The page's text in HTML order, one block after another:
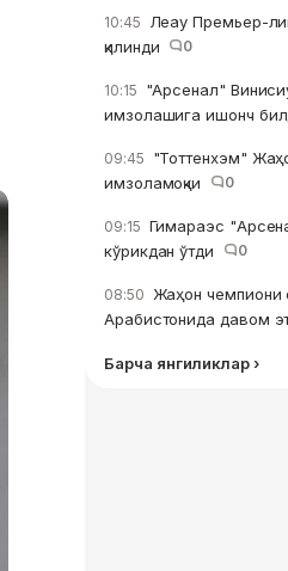
10:45
Леау Премьер-
қилинди
0
10:15 "Арсенал"
имзолашига ишонч
09:45 "Тоттенхэм"
имзоламоқчи
0
09:15 Гимараэс
кўрикдан ўтди
0
08:50 Жаҳон чемпиони
Арабистонида давом
Барча янгиликлар ›